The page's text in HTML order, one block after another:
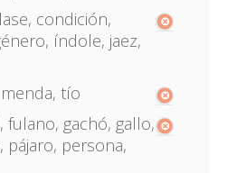
condición,
índole, jaez,
tío
fulano, gachó, gallo,
pájaro, persona,